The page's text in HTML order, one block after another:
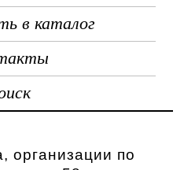
в каталог
организации по